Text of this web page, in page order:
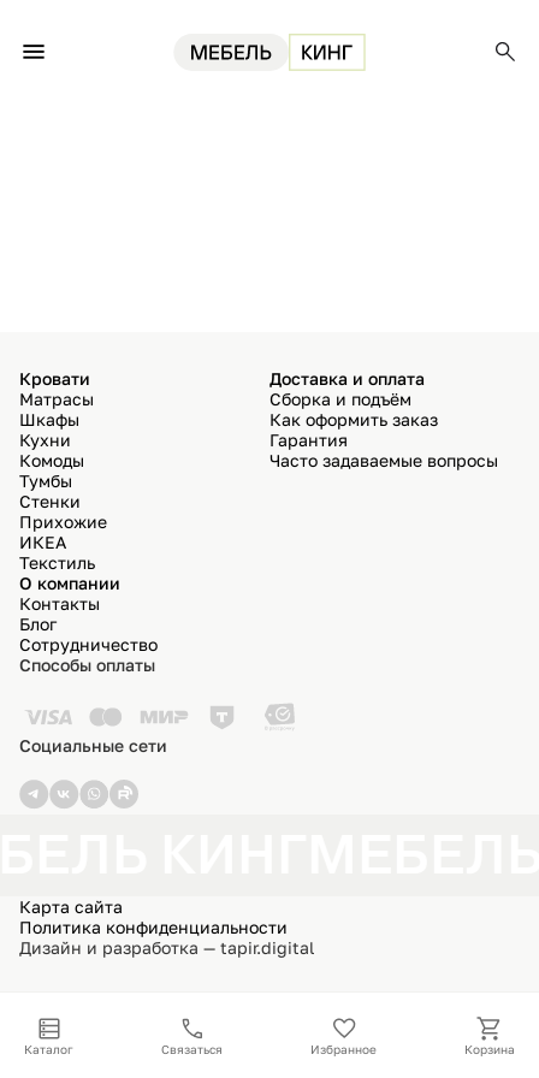
Кровати
Матрасы
Шкафы
Кухни
Комоды
Тумбы
Стенки
Прихожие
ИКЕА
Текстиль
Доставка и оплата
Сборка и подъём
Как оформить заказ
Гарантия
Часто задаваемые вопросы
О компании
Контакты
Блог
Сотрудничество
Способы оплаты
Социальные сети
Карта сайта
Политика конфиденциальности
Дизайн и разработка — tapir.digital
Каталог Связаться Избранное Корзина